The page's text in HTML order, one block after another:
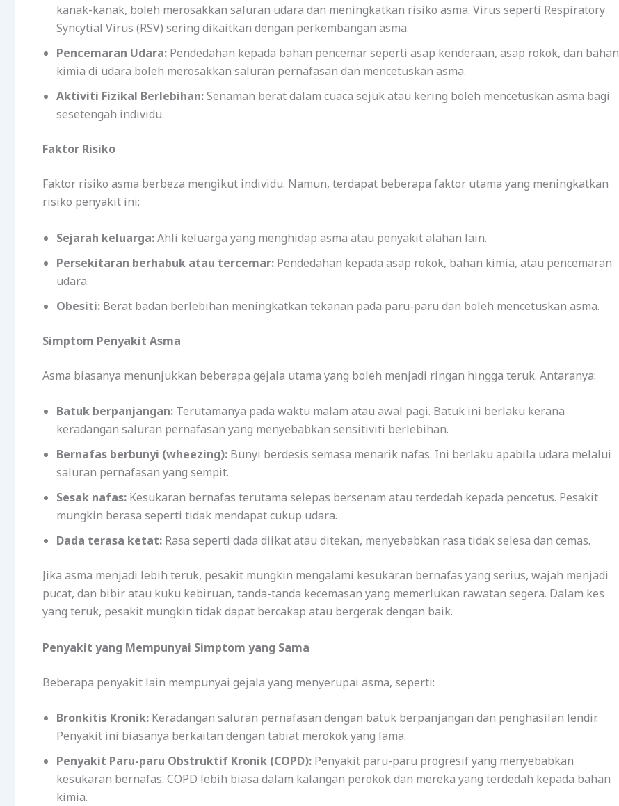
kanak-kanak, boleh merosakkan saluran udara dan meningkatkan risiko asma. Virus seperti Respiratory
Syncytial Virus (RSV) sering dikaitkan dengan perkembangan asma.
Pencemaran Udara: Pendedahan kepada bahan pencemar seperti asap kenderaan, asap rokok, dan bahan
kimia di udara boleh merosakkan saluran pernafasan dan mencetuskan asma.
Aktiviti Fizikal Berlebihan:Senaman berat dalam cuaca sejuk atau kering boleh mencetuskan asma bagi
sesetengah individu.
Faktor Risiko
Faktor risiko asma berbeza mengikut individu. Namun, terdapat beberapa faktor utama yang meningkatkan
risiko penyakit ini:
Sejarah keluarga:Ahli keluarga yang menghidap asma atau penyakit alahan lain.
Persekitaran berhabuk atau tercemar: Pendedahan kepada asap rokok, bahan kimia, atau pencemaran
udara.
Obesiti: Berat badan berlebihan meningkatkan tekanan pada paru-paru dan boleh mencetuskan asma.
Simptom Penyakit Asma
Asma biasanya menunjukkan beberapa gejala utama yang boleh menjadi ringan hingga teruk. Antaranya:
Batuk berpanjangan: Terutamanya pada waktu malam atau awal pagi. Batuk ini berlaku kerana
keradangan saluran pernafasan yang menyebabkan sensitiviti berlebihan.
Bernafas berbunyi (wheezing): Bunyi berdesis semasa menarik nafas. Ini berlaku apabila udara melalui
saluran pernafasan yang sempit.
Sesak nafas: Kesukaran bernafas terutama selepas bersenam atau terdedah kepada pencetus. Pesakit
mungkin berasa seperti tidak mendapat cukup udara.
Dada terasa ketat: Rasa seperti dada diikat atau ditekan, menyebabkan rasa tidak selesa dan cemas.
Jika asma menjadi lebih teruk, pesakit mungkin mengalami kesukaran bernafas yang serius, wajah menjadi
pucat, dan bibir atau kuku kebiruan, tanda-tanda kecemasan yang memerlukan rawatan segera. Dalam kes
yang teruk, pesakit mungkin tidak dapat bercakap atau bergerak dengan baik.
Penyakit yang Mempunyai Simptom yang Sama
Beberapa penyakit lain mempunyai gejala yang menyerupai asma, seperti:
Bronkitis Kronik: Keradangan saluran pernafasan dengan batuk berpanjangan dan penghasilan lendir.
Penyakit ini biasanya berkaitan dengan tabiat merokok yang lama.
Penyakit Paru-paru Obstruktif Kronik (COPD): Penyakit paru-paru progresif yang menyebabkan
kesukaran bernafas. COPD lebih biasa dalam kalangan perokok dan mereka yang terdedah kepada bahan
kimia.